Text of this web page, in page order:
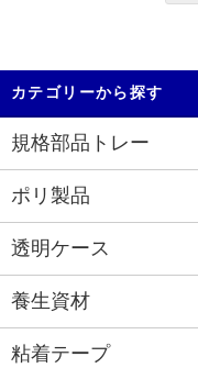
カテゴリーから探す
規格部品トレー
ポリ製品
透明ケース
養生資材
粘着テープ